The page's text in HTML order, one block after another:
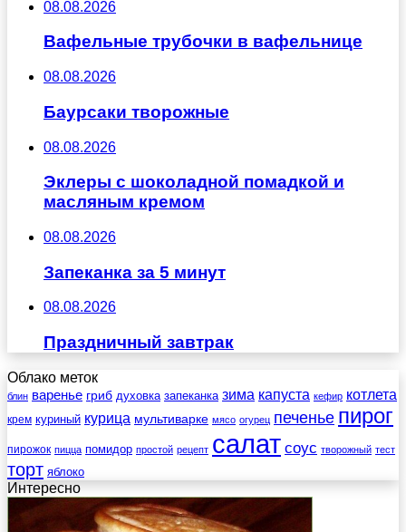
08.08.2026
Вафельные трубочки в вафельнице
08.08.2026
Баурсаки творожные
08.08.2026
Эклеры с шоколадной помадкой и
масляным кремом
08.08.2026
Запеканка за 5 минут
08.08.2026
Праздничный завтрак
Облако меток
блин варенье гриб духовка запеканка зима капуста кефир котлета
крем куриный курица мультиварке мясо огурец печенье пирог
пирожок пицца помидор простой рецепт салат соус творожный тест
торт яблоко
Интересно